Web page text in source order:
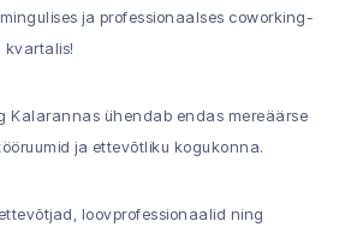
ja professionaalses coworking-
Kalarannas ühendab endas mereäärse
ja ettevõtliku kogukonna.
loovprofessionaalid ning